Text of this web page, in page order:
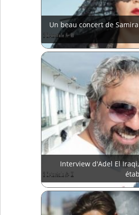
Un beau concert de
Interview d'Adel El